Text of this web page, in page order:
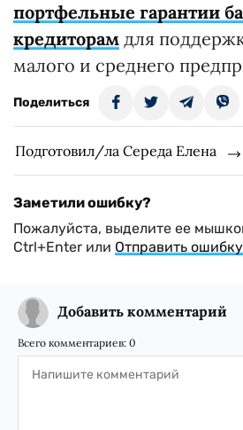
портфельные гарантии
кредиторам для
малого и среднего
Поделиться
Подготовил/ла Середа Елена
Заметили ошибку?
Пожалуйста, выделите ее
Ctrl+Enter или Отправить ошибку
Добавить комментарий
Всего комментариев: 0